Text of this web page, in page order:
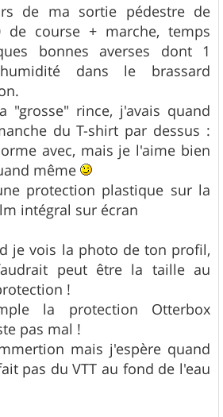
de ma sortie pédestre de
de course + marche, temps
bonnes averses dont 1
dans le brassard
rince, j'avais quand
du T-shirt par dessus :
avec, mais je l'aime bien
même
protection plastique sur la
intégral sur écran
je vois la photo de ton profil,
peut être la taille au
!
la protection Otterbox
pas mal !
mais j'espère quand
pas du VTT au fond de l'eau